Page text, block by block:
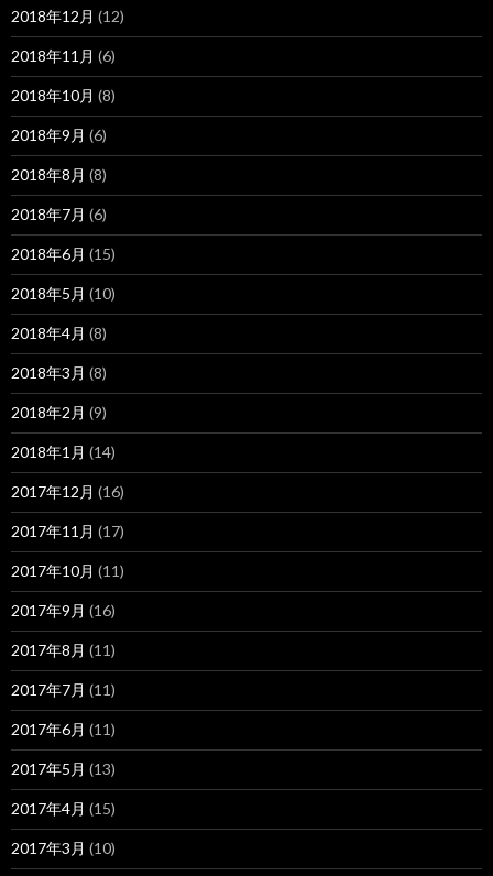
2018年12月 (12)
2018年11月 (6)
2018年10月 (8)
2018年9月 (6)
2018年8月 (8)
2018年7月 (6)
2018年6月 (15)
2018年5月 (10)
2018年4月 (8)
2018年3月 (8)
2018年2月 (9)
2018年1月 (14)
2017年12月 (16)
2017年11月 (17)
2017年10月 (11)
2017年9月 (16)
2017年8月 (11)
2017年7月 (11)
2017年6月 (11)
2017年5月 (13)
2017年4月 (15)
2017年3月 (10)